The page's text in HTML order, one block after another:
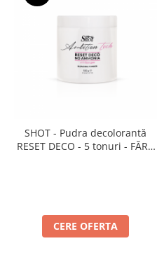
SHOT - Pudra decolorantă
RESET DECO - 5 tonuri - FĂRĂ
CERE OFERTA